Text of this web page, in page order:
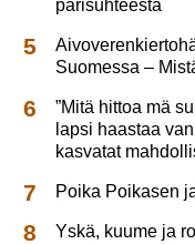
parisuhteesta
Suomessa –
”Mitä hittoa mä
lapsi haastaa
kasvatat
Poika Poikasen
Yskä, kuume ja